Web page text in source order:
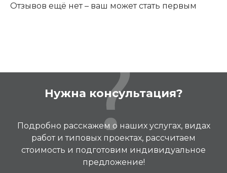
Отзывов ещё нет – ваш может стать первым
Нужна консультация?
Подробно расскажем о наших услугах, видах
работ и типовых проектах, рассчитаем
стоимость и подготовим индивидуальное
предложение!